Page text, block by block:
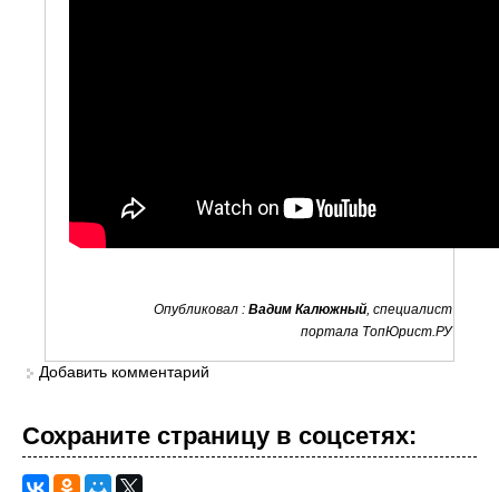
Опубликовал : Вадим Калюжный, специалист
портала ТопЮрист.РУ
Добавить комментарий
Сохраните страницу в cоцcетях: